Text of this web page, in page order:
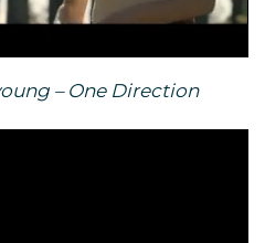
– One Direction